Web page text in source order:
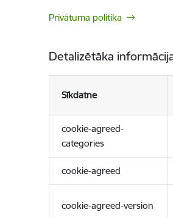
Privātuma politika
Detalizētāka
Sīkdatne
cookie-agreed-
categories
cookie-agreed
cookie-agreed-version